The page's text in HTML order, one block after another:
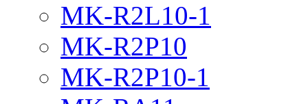
MK-R2L10-1
MK-R2P10
MK-R2P10-1